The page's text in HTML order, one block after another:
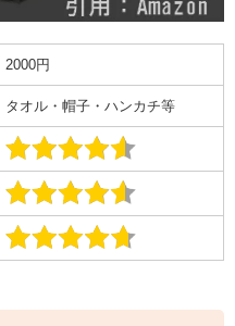
2000円
タオル・帽子・ハンカチ等